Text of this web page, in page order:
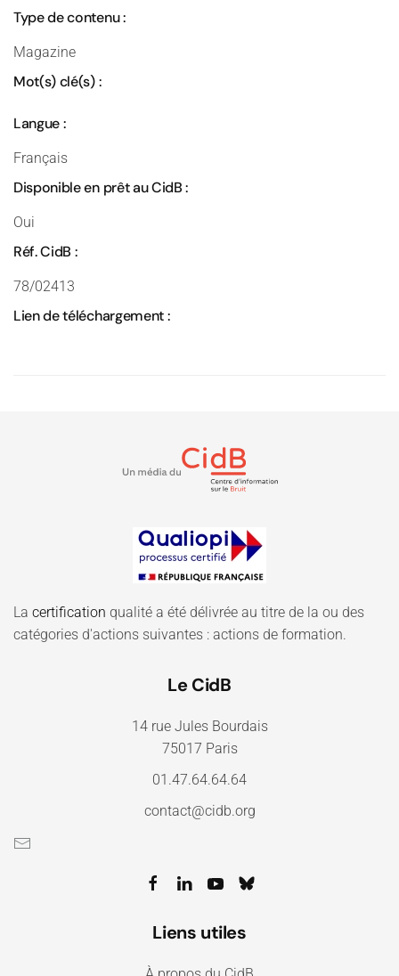
Type de contenu :
Magazine
Mot(s) clé(s) :
Langue :
Français
Disponible en prêt au CidB :
Oui
Réf. CidB :
78/02413
Lien de téléchargement :
La certification qualité a été délivrée au titre de la ou des
catégories d'actions suivantes : actions de formation.
Le CidB
14 rue Jules Bourdais
75017 Paris
01.47.64.64.64
contact@cidb.org
Liens utiles